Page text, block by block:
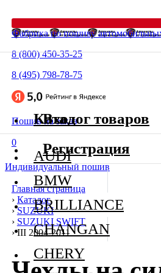
Фабрика по пошиву
8 (800) 450-35-25
8 (495) 798-78-75
Пошив на заказ
0
Индивидуальный пошив
Главная страница
› Каталог
› SUZUKI
› SUZUKI SWIFT
› III 2004-2011
Каталог товаров
AUDI
BMW
BRILLIANCE
CHANGAN
CHERY
Вход
Регистрация